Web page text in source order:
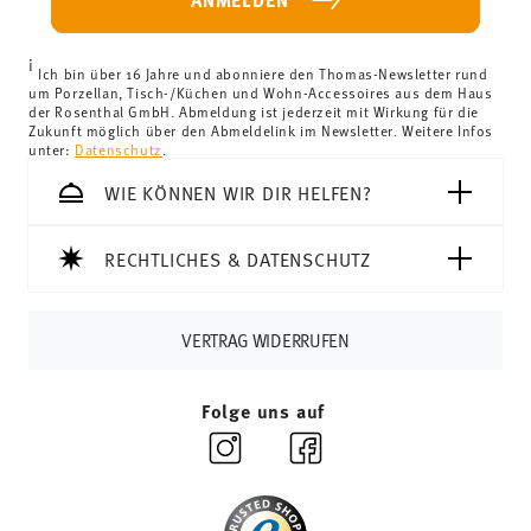
Länder können Sie die Lieferkostenhier einsehen
Vereinigtes Königreich:Für Lieferungen ins Vereinigte
Königreich liegt der Mindestbestellwert bei £135, die
Lieferung erfolgt versandkostenfrei.
Schweiz:Lieferungen in die Schweiz sind ab 69,90 CHF
versandkostenfrei. Unter einem Bestellwert von 69,90
CHF liegen die Versandkosten bei 36,90 CHF.
sobald Ihr Paket auf die Reise geht.
Lieferzeit innerhalb Deutschlands:3-5 Werktage für
hier einsehen.
i Ich bin über 16 Jahre und abonniere den Thomas-Newsletter rund
um Porzellan, Tisch-/Küchen und Wohn-Accessoires aus dem Haus
der Rosenthal GmbH. Abmeldung ist jederzeit mit Wirkung für die
Zukunft möglich über den Abmeldelink im Newsletter. Weitere Infos
unter: Datenschutz
WIE KÖNNEN WIR DIR HELFEN?
RECHTLICHES & DATENSCHUTZ
VERTRAG WIDERRUFEN
Folge uns auf